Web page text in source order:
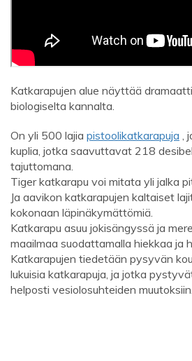
Katkarapujen alue näyttää
biologiselta kannalta.
On yli 500 lajia pistoolikatkarapuja ,
kuplia, jotka saavuttavat 218
tajuttomana.
Tiger katkarapu voi mitata yli jalka
Ja aavikon katkarapujen kaltaiset
kokonaan läpinäkymättömiä.
Katkarapu asuu jokisängyssä ja
maailmaa suodattamalla hiekkaa ja
Katkarapujen tiedetään pysyvän
lukuisia katkarapuja, ja jotka
helposti vesiolosuhteiden muutoksiin.